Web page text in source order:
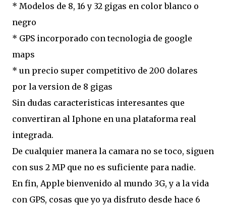
* Modelos de 8, 16 y 32 gigas en color blanco o
negro
* GPS incorporado con tecnologia de google
maps
* un precio super competitivo de 200 dolares
por la version de 8 gigas
Sin dudas caracteristicas interesantes que
convertiran al Iphone en una plataforma real
integrada.
De cualquier manera la camara no se toco, siguen
con sus 2 MP que no es suficiente para nadie.
En fin, Apple bienvenido al mundo 3G, y a la vida
con GPS, cosas que yo ya disfruto desde hace 6